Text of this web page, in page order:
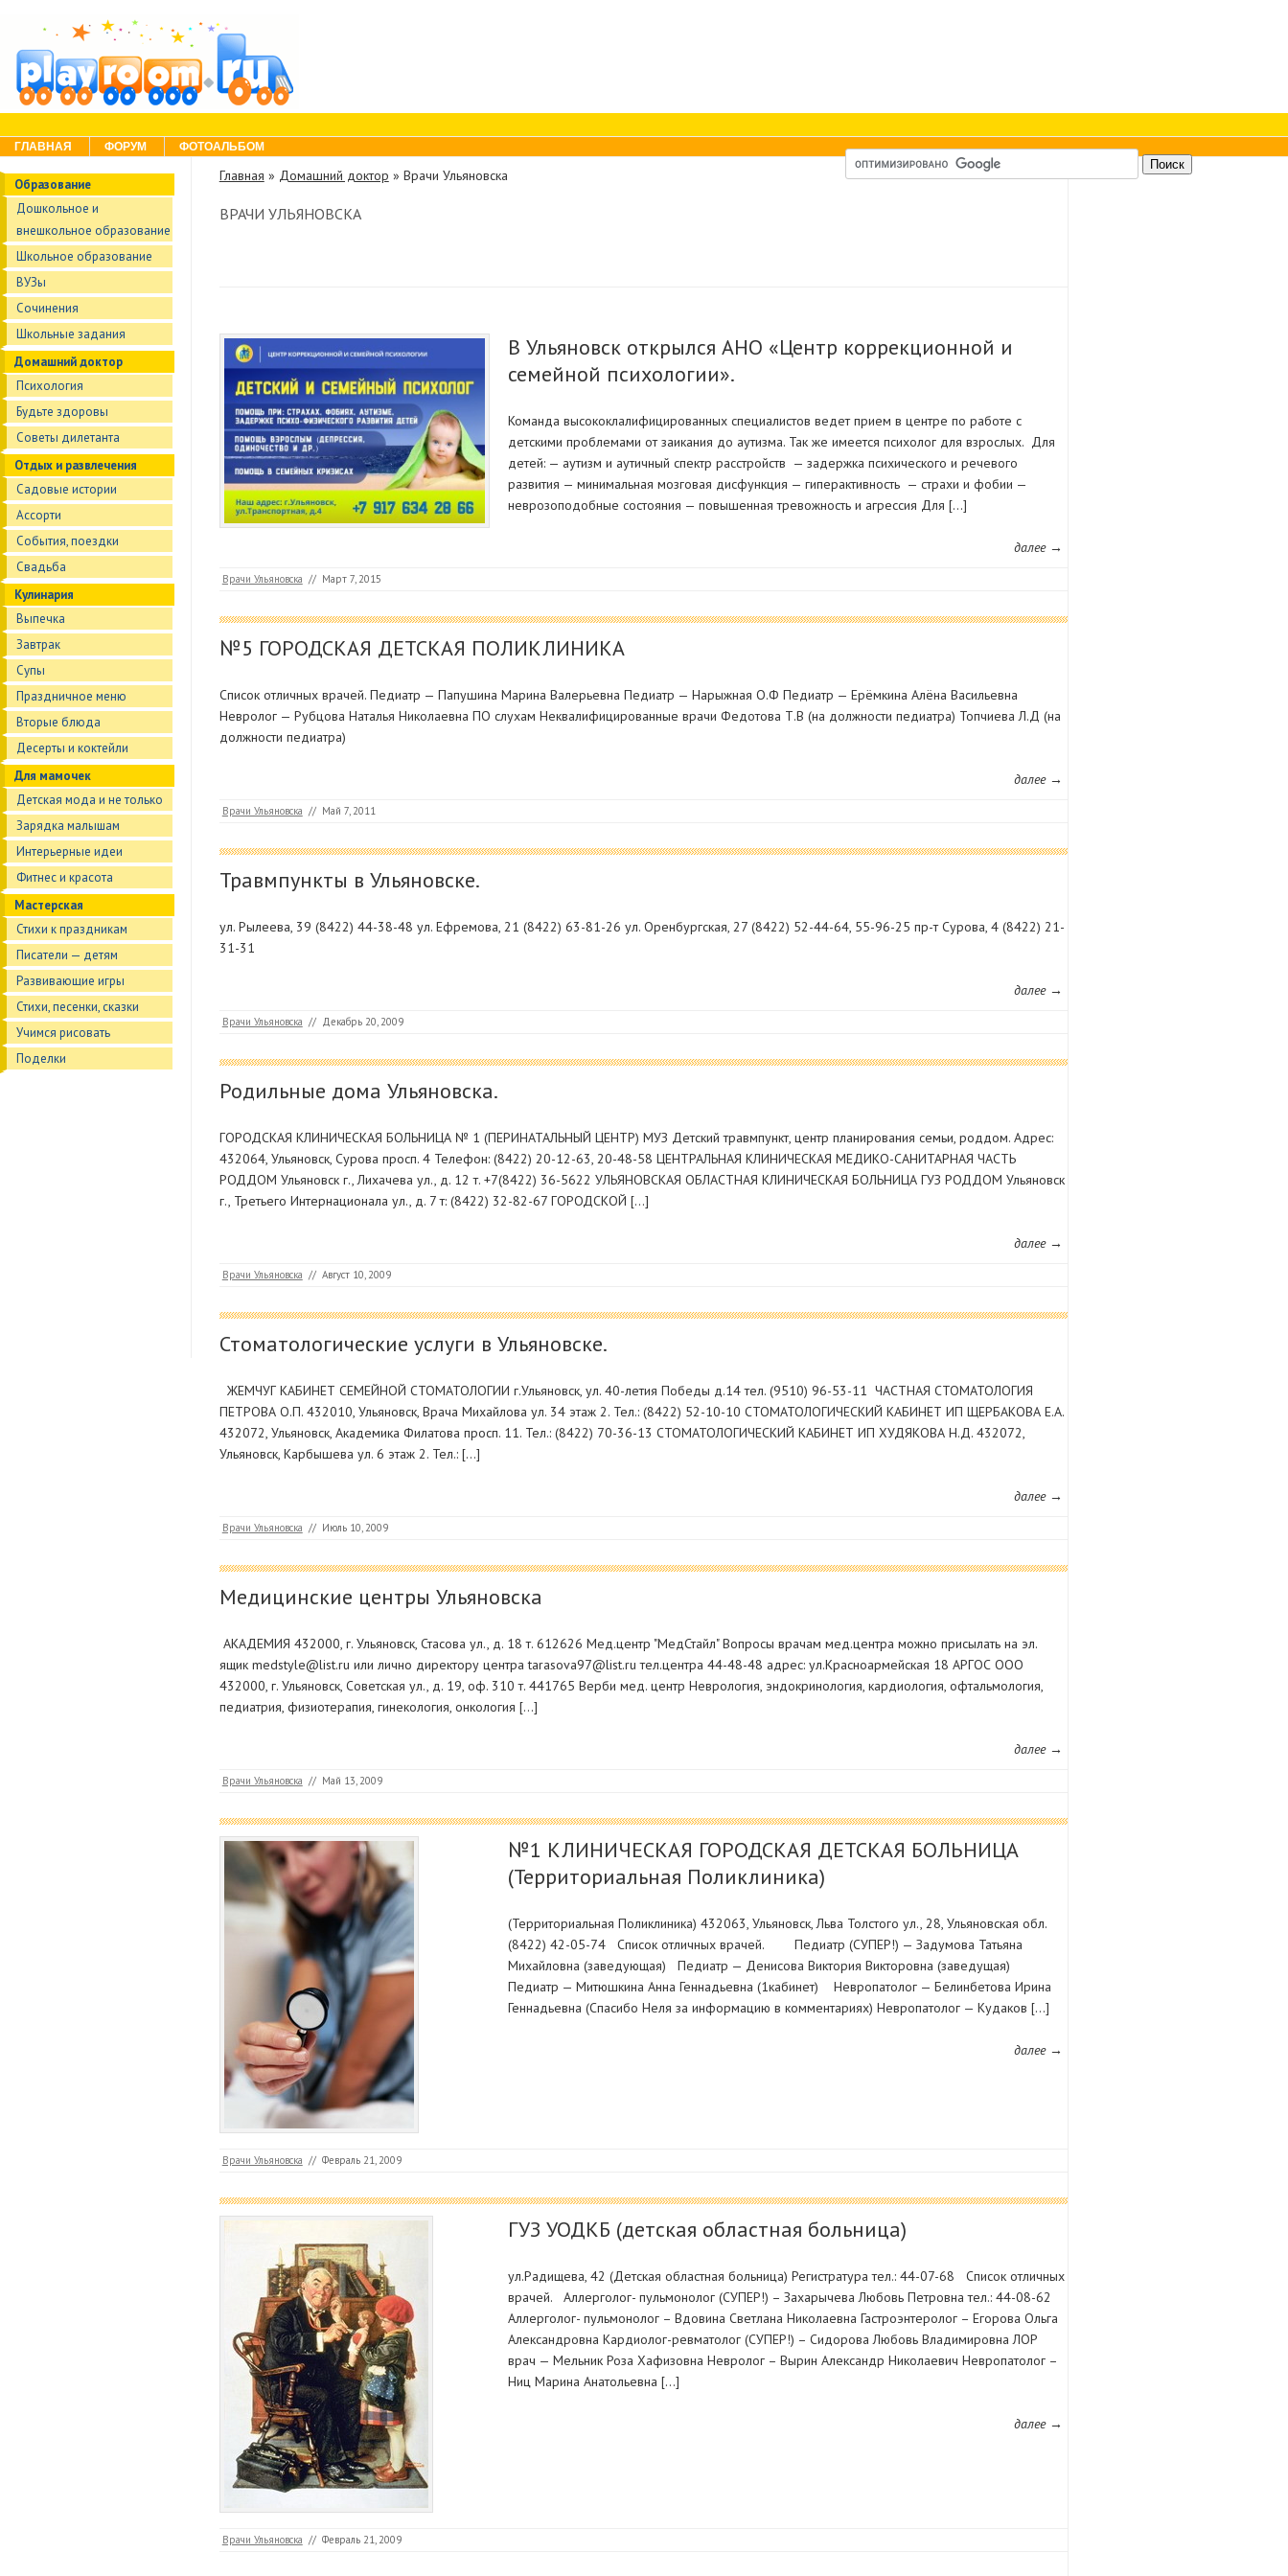
Menu
Skip to content
ГЛАВНАЯ ФОРУМ ФОТОАЛЬБОМ
Образование
Дошкольное и
внешкольное образование
Школьное образование
ВУЗы
Сочинения
Школьные задания
Домашний доктор
Психология
Будьте здоровы
Советы дилетанта
Отдых и развлечения
Садовые истории
Ассорти
События, поездки
Свадьба
Кулинария
Выпечка
Завтрак
Супы
Праздничное меню
Вторые блюда
Десерты и коктейли
Для мамочек
Детская мода и не только
Зарядка малышам
Интерьерные идеи
Фитнес и красота
Мастерская
Стихи к праздникам
Писатели — детям
Развивающие игры
Стихи, песенки, сказки
Учимся рисовать
Поделки
Главная » Домашний доктор » Врачи Ульяновска
ВРАЧИ УЛЬЯНОВСКА
В Ульяновск открылся АНО «Центр коррекционной и
семейной психологии».
Команда высококлалифицированных специалистов ведет прием в центре по работе с
детскими проблемами от заикания до аутизма. Так же имеется психолог для взрослых. Для
детей: — аутизм и аутичный спектр расстройств — задержка психического и речевого
развития — минимальная мозговая дисфункция — гиперактивность — страхи и фобии —
неврозоподобные состояния — повышенная тревожность и агрессия Для […]
далее →
Врачи Ульяновска // Март 7, 2015
№5 ГОРОДСКАЯ ДЕТСКАЯ ПОЛИКЛИНИКА
Список отличных врачей. Педиатр — Папушина Марина Валерьевна Педиатр — Нарыжная О.Ф Педиатр — Ерёмкина Алёна Васильевна
Невролог — Рубцова Наталья Николаевна ПО слухам Неквалифицированные врачи Федотова Т.В (на должности педиатра) Топчиева Л.Д (на
должности педиатра)
далее →
Врачи Ульяновска // Май 7, 2011
Травмпункты в Ульяновске.
ул. Рылеева, 39 (8422) 44-38-48 ул. Ефремова, 21 (8422) 63-81-26 ул. Оренбургская, 27 (8422) 52-44-64, 55-96-25 пр-т Сурова, 4 (8422) 21-
31-31
далее →
Врачи Ульяновска // Декабрь 20, 2009
Родильные дома Ульяновска.
ГОРОДСКАЯ КЛИНИЧЕСКАЯ БОЛЬНИЦА № 1 (ПЕРИНАТАЛЬНЫЙ ЦЕНТР) МУЗ Детский травмпункт, центр планирования семьи, роддом. Адрес:
432064, Ульяновск, Сурова просп. 4 Телефон: (8422) 20-12-63, 20-48-58 ЦЕНТРАЛЬНАЯ КЛИНИЧЕСКАЯ МЕДИКО-САНИТАРНАЯ ЧАСТЬ
РОДДОМ Ульяновск г., Лихачева ул., д. 12 т. +7(8422) 36-5622 УЛЬЯНОВСКАЯ ОБЛАСТНАЯ КЛИНИЧЕСКАЯ БОЛЬНИЦА ГУЗ РОДДОМ Ульяновск
г., Третьего Интернационала ул., д. 7 т: (8422) 32-82-67 ГОРОДСКОЙ […]
далее →
Врачи Ульяновска // Август 10, 2009
Стоматологические услуги в Ульяновске.
ЖЕМЧУГ КАБИНЕТ СЕМЕЙНОЙ СТОМАТОЛОГИИ г.Ульяновск, ул. 40-летия Победы д.14 тел. (9510) 96-53-11 ЧАСТНАЯ СТОМАТОЛОГИЯ
ПЕТРОВА О.П. 432010, Ульяновск, Врача Михайлова ул. 34 этаж 2. Тел.: (8422) 52-10-10 СТОМАТОЛОГИЧЕСКИЙ КАБИНЕТ ИП ЩЕРБАКОВА Е.А.
432072, Ульяновск, Академика Филатова просп. 11. Тел.: (8422) 70-36-13 СТОМАТОЛОГИЧЕСКИЙ КАБИНЕТ ИП ХУДЯКОВА Н.Д. 432072,
Ульяновск, Карбышева ул. 6 этаж 2. Тел.: […]
далее →
Врачи Ульяновска // Июль 10, 2009
Медицинские центры Ульяновска
АКАДЕМИЯ 432000, г. Ульяновск, Стасова ул., д. 18 т. 612626 Мед.центр "МедСтайл" Вопросы врачам мед.центра можно присылать на эл.
ящик medstyle@list.ru или лично директору центра tarasova97@list.ru тел.центра 44-48-48 адрес: ул.Красноармейская 18 АРГОС ООО
432000, г. Ульяновск, Советская ул., д. 19, оф. 310 т. 441765 Верби мед. центр Неврология, эндокринология, кардиология, офтальмология,
педиатрия, физиотерапия, гинекология, онкология […]
далее →
Врачи Ульяновска // Май 13, 2009
№1 КЛИНИЧЕСКАЯ ГОРОДСКАЯ ДЕТСКАЯ БОЛЬНИЦА
(Территориальная Поликлиника)
(Территориальная Поликлиника) 432063, Ульяновск, Льва Толстого ул., 28, Ульяновская обл.
(8422) 42-05-74 Список отличных врачей. Педиатр (СУПЕР!) — Задумова Татьяна
Михайловна (заведующая) Педиатр — Денисова Виктория Викторовна (заведущая)
Педиатр — Митюшкина Анна Геннадьевна (1кабинет) Невропатолог — Белинбетова Ирина
Геннадьевна (Спасибо Неля за информацию в комментариях) Невропатолог — Кудаков […]
далее →
Врачи Ульяновска // Февраль 21, 2009
ГУЗ УОДКБ (детская областная больница)
ул.Радищева, 42 (Детская областная больница) Регистратура тел.: 44-07-68 Список отличных
врачей. Аллерголог- пульмонолог (СУПЕР!) – Захарычева Любовь Петровна тел.: 44-08-62
Аллерголог- пульмонолог – Вдовина Светлана Николаевна Гастроэнтеролог – Егорова Ольга
Александровна Кардиолог-ревматолог (СУПЕР!) – Сидорова Любовь Владимировна ЛОР
врач — Мельник Роза Хафизовна Невролог – Вырин Александр Николаевич Невропатолог –
Ниц Марина Анатольевна […]
далее →
Врачи Ульяновска // Февраль 21, 2009